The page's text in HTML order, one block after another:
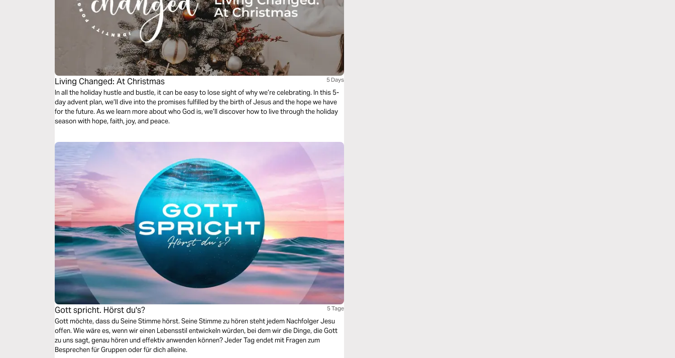
Living Changed: At Christmas 5 Days
In all the holiday hustle and bustle, it can be easy to lose sight of why we’re celebrating. In this 5-
day advent plan, we’ll dive into the promises fulfilled by the birth of Jesus and the hope we have
for the future. As we learn more about who God is, we’ll discover how to live through the holiday
season with hope, faith, joy, and peace.
Gott spricht. Hörst du's? 5 Tage
Gott möchte, dass du Seine Stimme hörst. Seine Stimme zu hören steht jedem Nachfolger Jesu
offen. Wie wäre es, wenn wir einen Lebensstil entwickeln würden, bei dem wir die Dinge, die Gott
zu uns sagt, genau hören und effektiv anwenden können? Jeder Tag endet mit Fragen zum
Besprechen für Gruppen oder für dich alleine.